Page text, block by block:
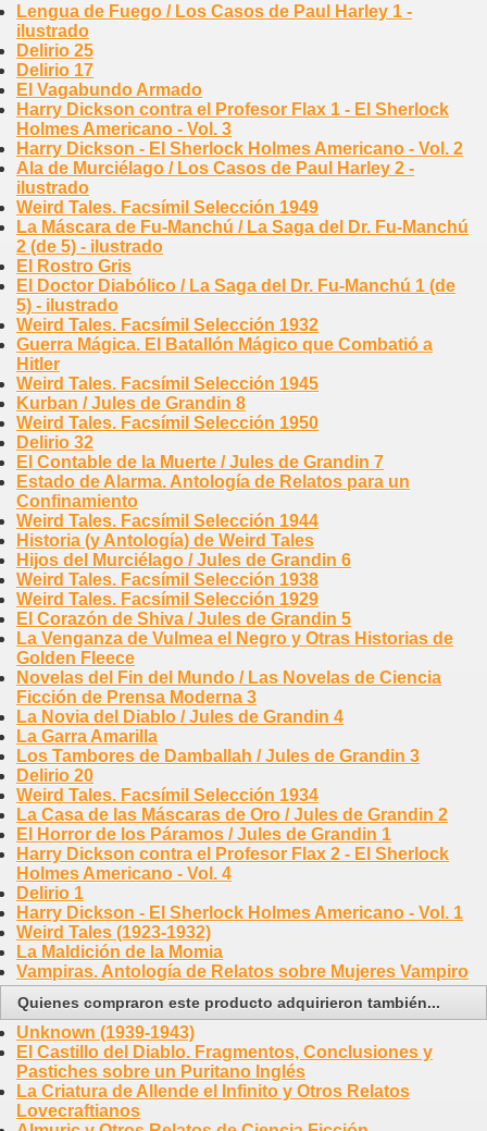
Lengua de Fuego / Los Casos de Paul Harley 1 -
ilustrado
Delirio 25
Delirio 17
El Vagabundo Armado
Harry Dickson contra el Profesor Flax 1 - El Sherlock
Holmes Americano - Vol. 3
Harry Dickson - El Sherlock Holmes Americano - Vol. 2
Ala de Murciélago / Los Casos de Paul Harley 2 -
ilustrado
Weird Tales. Facsímil Selección 1949
La Máscara de Fu-Manchú / La Saga del Dr. Fu-Manchú
2 (de 5) - ilustrado
El Rostro Gris
El Doctor Diabólico / La Saga del Dr. Fu-Manchú 1 (de
5) - ilustrado
Weird Tales. Facsímil Selección 1932
Guerra Mágica. El Batallón Mágico que Combatió a
Hitler
Weird Tales. Facsímil Selección 1945
Kurban / Jules de Grandin 8
Weird Tales. Facsímil Selección 1950
Delirio 32
El Contable de la Muerte / Jules de Grandin 7
Estado de Alarma. Antología de Relatos para un
Confinamiento
Weird Tales. Facsímil Selección 1944
Historia (y Antología) de Weird Tales
Hijos del Murciélago / Jules de Grandin 6
Weird Tales. Facsímil Selección 1938
Weird Tales. Facsímil Selección 1929
El Corazón de Shiva / Jules de Grandin 5
La Venganza de Vulmea el Negro y Otras Historias de
Golden Fleece
Novelas del Fin del Mundo / Las Novelas de Ciencia
Ficción de Prensa Moderna 3
La Novia del Diablo / Jules de Grandin 4
La Garra Amarilla
Los Tambores de Damballah / Jules de Grandin 3
Delirio 20
Weird Tales. Facsímil Selección 1934
La Casa de las Máscaras de Oro / Jules de Grandin 2
El Horror de los Páramos / Jules de Grandin 1
Harry Dickson contra el Profesor Flax 2 - El Sherlock
Holmes Americano - Vol. 4
Delirio 1
Harry Dickson - El Sherlock Holmes Americano - Vol. 1
Weird Tales (1923-1932)
La Maldición de la Momia
Vampiras. Antología de Relatos sobre Mujeres Vampiro
Quienes compraron este producto adquirieron también...
Unknown (1939-1943)
El Castillo del Diablo. Fragmentos, Conclusiones y
Pastiches sobre un Puritano Inglés
La Criatura de Allende el Infinito y Otros Relatos
Lovecraftianos